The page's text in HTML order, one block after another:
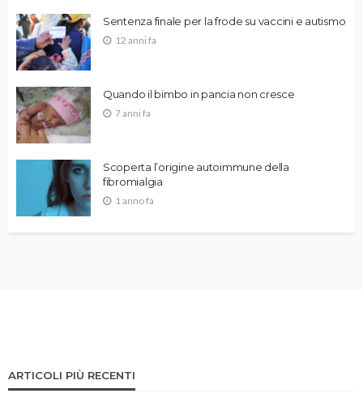
Sentenza finale per la frode su vaccini e autismo
12 anni fa
Quando il bimbo in pancia non cresce
7 anni fa
Scoperta l’origine autoimmune della
fibromialgia
1 anno fa
ARTICOLI PIÙ RECENTI